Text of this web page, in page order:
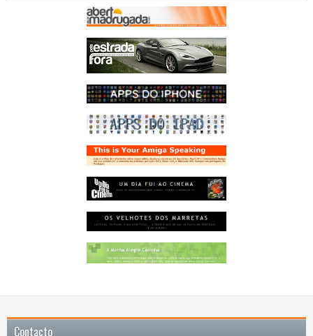
Contacto